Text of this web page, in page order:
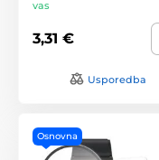
vas
3,31 €
Usporedba
Osnovna